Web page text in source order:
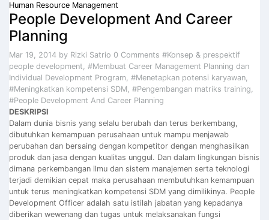
Human Resource Management
People Development And Career
Planning
Mar 19, 2014 by Rizki Satrio 0 Comments #Konsep & prespektif
people development, #Membuat Career Management Planning dan
Individual Development Program, #Menetapkan potensi karyawan,
#Meningkatkan kompetensi SDM, #Pengembangan matriks training,
#People Development And Career Planning
DESKRIPSI
Dalam dunia bisnis yang selalu berubah dan terus berkembang,
dibutuhkan kemampuan perusahaan untuk mampu menjawab
perubahan dan bersaing dengan kompetitor dengan menghasilkan
produk dan jasa dengan kualitas unggul. Dan dalam lingkungan bisnis
dimana perkembangan ilmu dan sistem manajemen serta teknologi
terjadi demikian cepat maka perusahaan membutuhkan kemampuan
untuk terus meningkatkan kompetensi SDM yang dimilikinya. People
Development Officer adalah satu istilah jabatan yang kepadanya
diberikan wewenang dan tugas untuk melaksanakan fungsi